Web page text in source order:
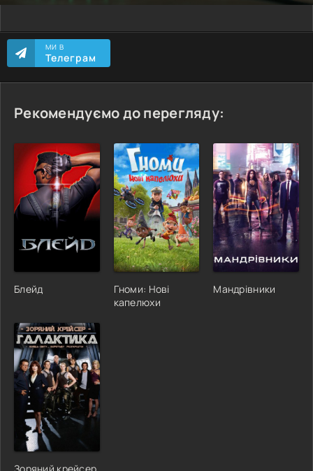
МИ В
Телеграм
Рекомендуємо до перегляду:
Блейд
Гноми: Нові
капелюхи
Мандрівники